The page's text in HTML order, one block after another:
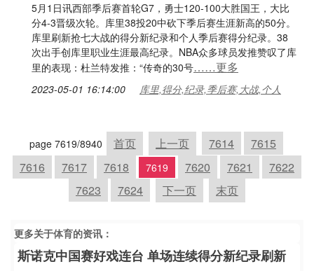
5月1日讯西部季后赛首轮G7，勇士120-100大胜国王，大比
分4-3晋级次轮。库里38投20中砍下季后赛生涯新高的50分。
库里刷新抢七大战的得分新纪录和个人季后赛得分纪录。38
次出手创库里职业生涯最高纪录。NBA众多球员发推赞叹了库
里的表现：杜兰特发推：“传奇的30号……更多
2023-05-01 16:14:00 库里,得分,纪录,季后赛,大战,个人
page 7619/8940 首页 上一页 7614
7615
7616
7617 7618 7619 7620 7621
7622
7623
7624 下一页 末页
更多关于体育的资讯：
斯诺克中国赛好戏连台 单场连续得分新纪录刷新